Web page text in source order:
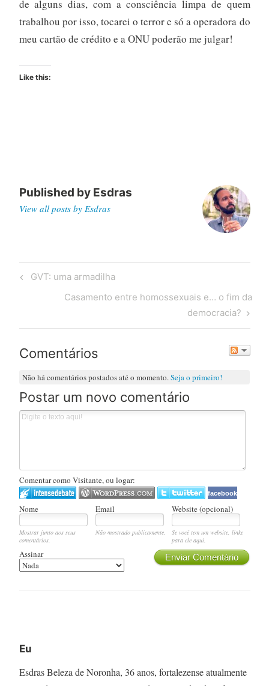
de alguns dias, com a consciência limpa de quem
trabalhou por isso, tocarei o terror e só a operadora do
meu cartão de crédito e a ONU poderão me julgar!
Like this:
Published by Esdras
View all posts by Esdras
Post
navigation
Previous
GVT: uma armadilha
Next
Casamento entre homossexuais e… o fim da
democracia?
Comentários
Não há comentários postados até o momento.Seja o primeiro!
Postar um novo comentário
Comentar como Visitante, ou logar:
facebook
Nome Email Website (opcional)
Mostrar junto aos seus
comentários.
Não mostrado publicamente.
Se você tem um website, linke
para ele aqui.
Enviar Comentário
Assinar
Eu
Esdras Beleza de Noronha, 36 anos, fortalezense atualmente